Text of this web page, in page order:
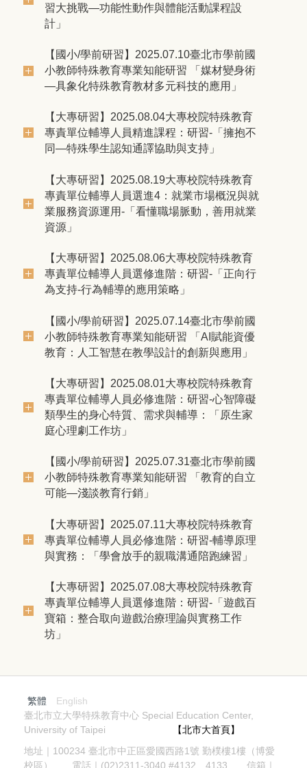
習大挑戰—功能性動作與體能活動課程設
計」
【國小/學前研習】2025.07.10臺北市學前國
小教師特殊教育專業知能研習 「媒材變身術
—具象化特殊教育教材多元科技的應用」
【大專研習】2025.08.04大專校院特殊教育
專責單位輔導人員精進課程：研習-「擁抱不
同—特殊學生認知通譯協助與支持」
【大專研習】2025.08.19大專校院特殊教育
專責單位輔導人員選進4：就業市場概況與就
業服務資源運用-「看懂職場脈動，善用就業
資源」
【大專研習】2025.08.06大專校院特殊教育
專責單位輔導人員選修進階：研習-「正向行
為支持-行為輔導的應用策略」
【國小/學前研習】2025.07.14臺北市學前國
小教師特殊教育專業知能研習 「AI賦能資優
教育：人工智慧在教學設計的創新與應用」
【大專研習】2025.08.01大專校院特殊教育
專責單位輔導人員必修進階：研習-心智障礙
類學生的身心特質、需求與輔導：「原生家
庭心理劇工作坊」
【國小/學前研習】2025.07.31臺北市學前國
小教師特殊教育專業知能研習 「教育的自立
可能—淺談教育行銷」
【大專研習】2025.07.11大專校院特殊教育
專責單位輔導人員必修進階：研習-輔導原理
與實務：「學會放手的親職溝通陪跑練習」
【大專研習】2025.07.08大專校院特殊教育
專責單位輔導人員選修進階：研習-「遊戲百
寶箱：整合取向遊戲治療理論與實務工作
坊」
繁體
English
臺北市立大學特殊教育中心 Special Education Center,
University of Taipei
【北市大首頁】
地址｜100234 臺北市中正區愛國西路1號 勤樸樓1樓（博愛
校區） 電話｜(02)2311-3040 #4132、4133 信箱｜